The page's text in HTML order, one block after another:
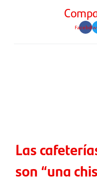
Facebook
Las
son “una